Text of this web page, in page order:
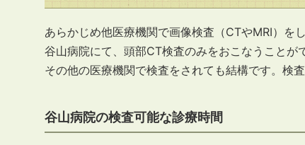
あらかじめ他医療機関で画像検査（CTやMRI）を
谷山病院にて、頭部CT検査のみをおこなうこと
その他の医療機関で検査をされても結構です。検
谷山病院の検査可能な診療時間